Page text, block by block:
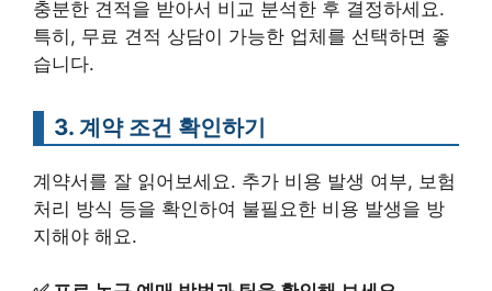
충분한 견적을 받아서 비교 분석한 후 결정하세요.
특히, 무료 견적 상담이 가능한 업체를 선택하면 좋
습니다.
3. 계약 조건 확인하기
계약서를 잘 읽어보세요. 추가 비용 발생 여부, 보험
처리 방식 등을 확인하여 불필요한 비용 발생을 방
지해야 해요.